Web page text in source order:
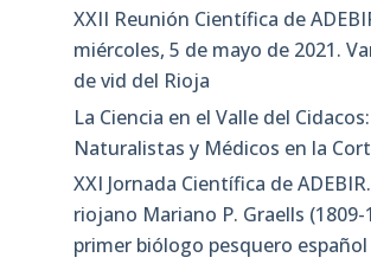
XXII Reunión Científica de
miércoles, 5 de mayo de 2021.
de vid del Rioja
La Ciencia en el Valle del Cidacos:
Naturalistas y Médicos en la
XXI Jornada Científica de
riojano Mariano P. Graells (1809-
primer biólogo pesquero